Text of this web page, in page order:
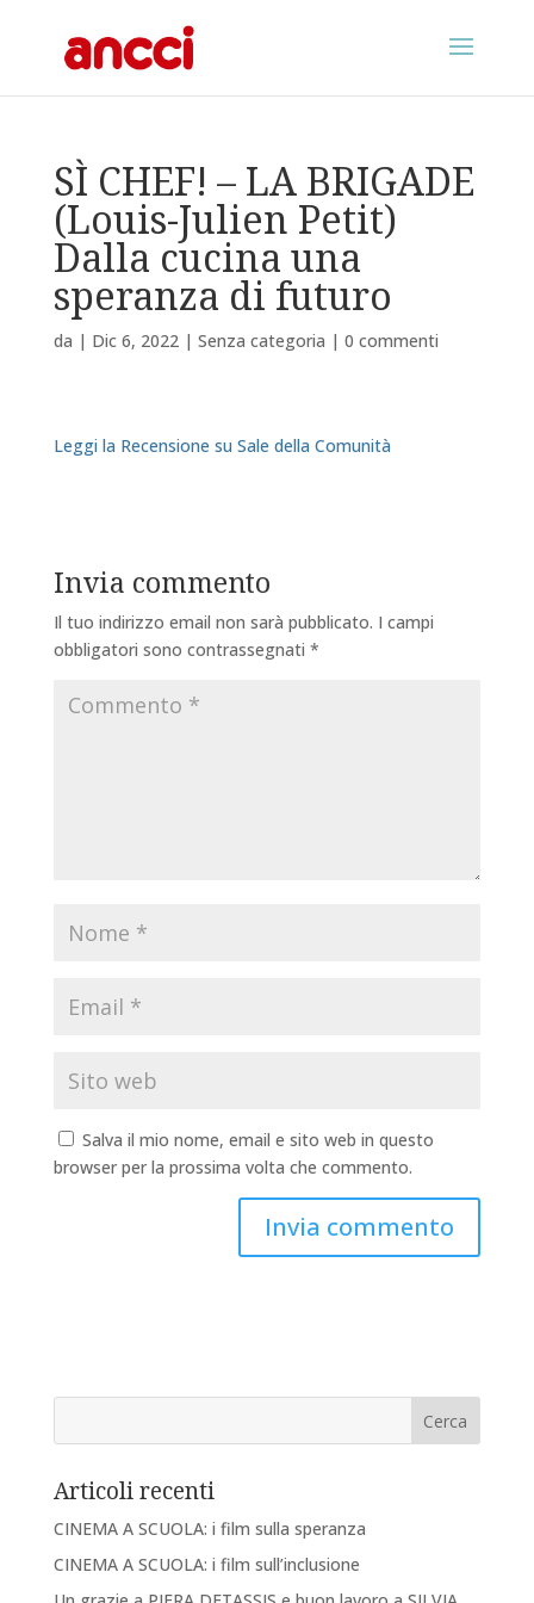
SÌ CHEF! – LA BRIGADE
(Louis-Julien Petit)
Dalla cucina una
speranza di futuro
da | Dic 6, 2022| Senza categoria | 0 commenti
Leggi la Recensione su Sale della Comunità
Invia commento
Il tuo indirizzo email non sarà pubblicato. I campi
obbligatori sono contrassegnati *
Salva il mio nome, email e sito web in questo
browser per la prossima volta che commento.
Articoli recenti
CINEMA A SCUOLA: i film sulla speranza
CINEMA A SCUOLA: i film sull’inclusione